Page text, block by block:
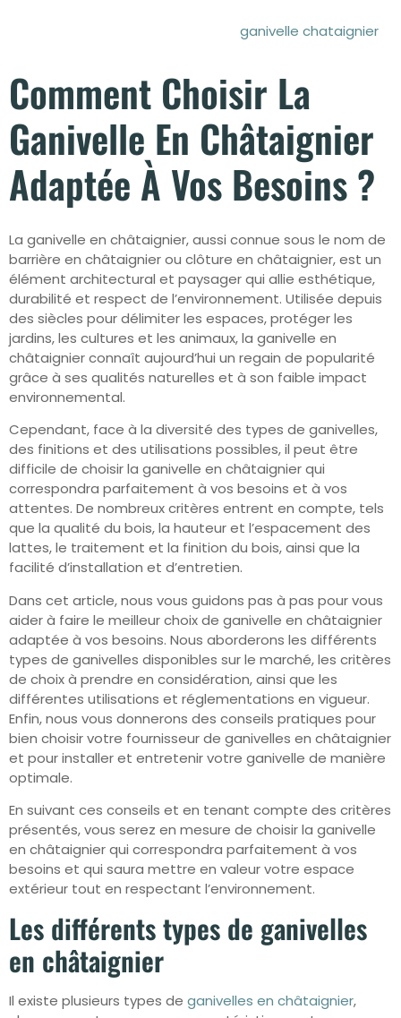
ganivelle chataignier
Comment Choisir La
Ganivelle En Châtaignier
Adaptée À Vos Besoins ?
La ganivelle en châtaignier, aussi connue sous le nom de
barrière en châtaignier ou clôture en châtaignier, est un
élément architectural et paysager qui allie esthétique,
durabilité et respect de l’environnement. Utilisée depuis
des siècles pour délimiter les espaces, protéger les
jardins, les cultures et les animaux, la ganivelle en
châtaignier connaît aujourd’hui un regain de popularité
grâce à ses qualités naturelles et à son faible impact
environnemental.
Cependant, face à la diversité des types de ganivelles,
des finitions et des utilisations possibles, il peut être
difficile de choisir la ganivelle en châtaignier qui
correspondra parfaitement à vos besoins et à vos
attentes. De nombreux critères entrent en compte, tels
que la qualité du bois, la hauteur et l’espacement des
lattes, le traitement et la finition du bois, ainsi que la
facilité d’installation et d’entretien.
Dans cet article, nous vous guidons pas à pas pour vous
aider à faire le meilleur choix de ganivelle en châtaignier
adaptée à vos besoins. Nous aborderons les différents
types de ganivelles disponibles sur le marché, les critères
de choix à prendre en considération, ainsi que les
différentes utilisations et réglementations en vigueur.
Enfin, nous vous donnerons des conseils pratiques pour
bien choisir votre fournisseur de ganivelles en châtaignier
et pour installer et entretenir votre ganivelle de manière
optimale.
En suivant ces conseils et en tenant compte des critères
présentés, vous serez en mesure de choisir la ganivelle
en châtaignier qui correspondra parfaitement à vos
besoins et qui saura mettre en valeur votre espace
extérieur tout en respectant l’environnement.
Les différents types de ganivelles
en châtaignier
Il existe plusieurs types de ganivelles en châtaignier,